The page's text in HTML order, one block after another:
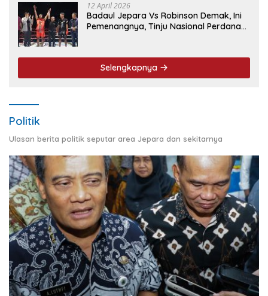
12 April 2026
Badaul Jepara Vs Robinson Demak, Ini
Pemenangnya, Tinju Nasional Perdana
Selengkapnya
Politik
Ulasan berita politik seputar area Jepara dan sekitarnya